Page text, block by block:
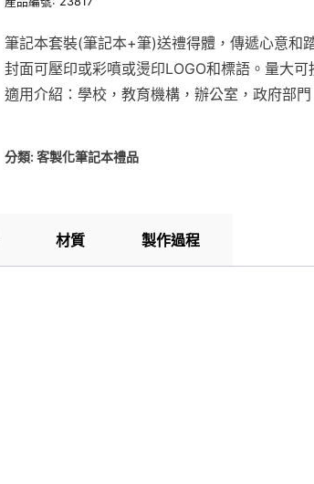
筆記本套裝(筆記本+筆)送禮得體，傳遞心意和
封面可壓印或彩噴或燙印LOGO和標語。量大可
適用介紹：學校，教育機構，辦公室，政府部門
分類:客製化筆記本禮品
材質 製作過程